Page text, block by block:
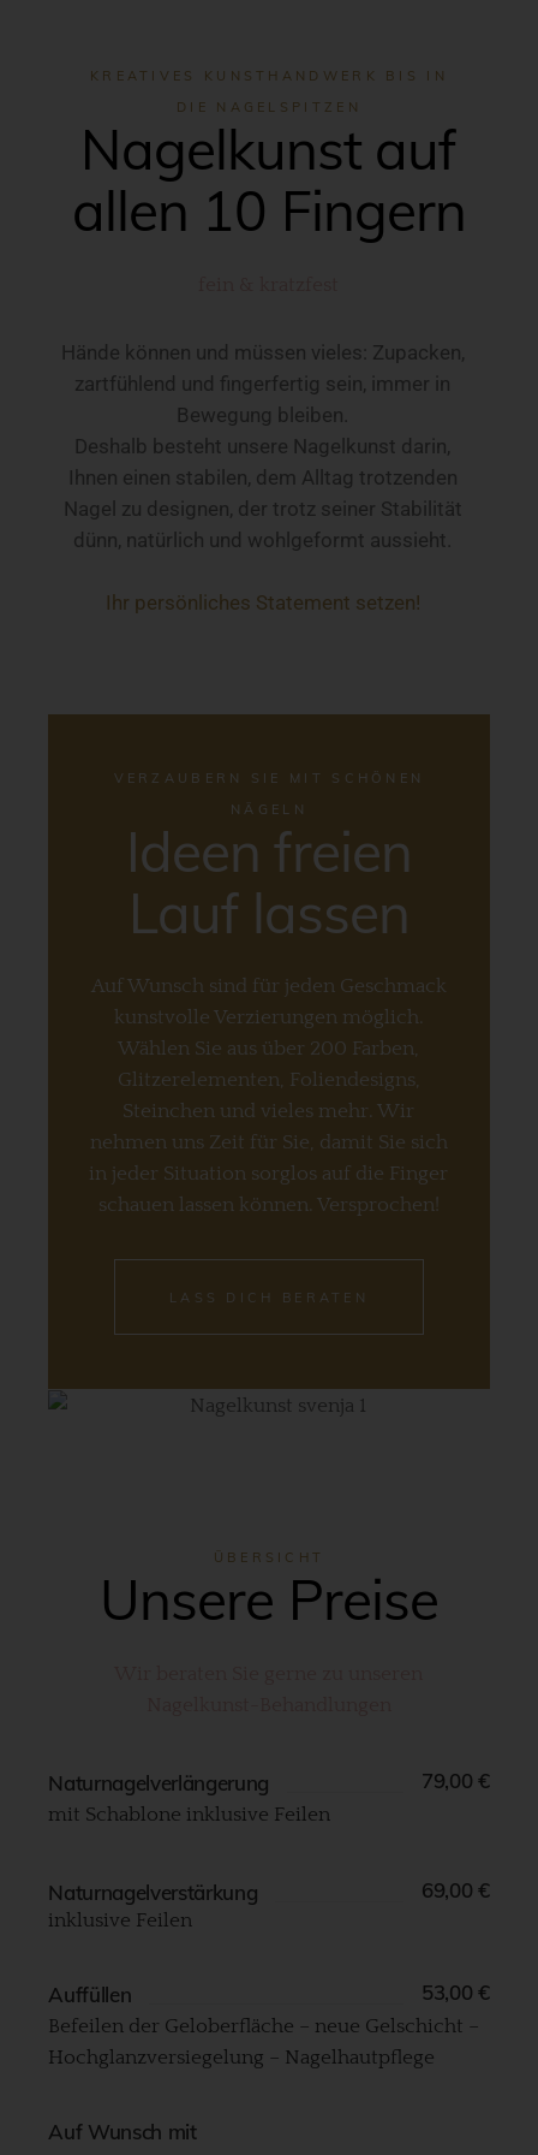
KREATIVES KUNSTHANDWERK BIS IN
DIE NAGELSPITZEN
Nagelkunst auf
allen 10 Fingern
Hände können und müssen vieles: Zupacken,
zartfühlend und fingerfertig sein, immer in
Bewegung bleiben.
Deshalb besteht unsere Nagelkunst darin,
Ihnen einen stabilen, dem Alltag trotzenden
Nagel zu designen, der trotz seiner Stabilität
dünn, natürlich und wohlgeformt aussieht.
Ihr persönliches Statement setzen!
VERZAUBERN SIE MIT SCHÖNEN
NÄGELN
Ideen freien
Lauf lassen
Auf Wunsch sind für jeden Geschmack
kunstvolle Verzierungen möglich.
Wählen Sie aus über 200 Farben,
Glitzerelementen, Foliendesigns,
Steinchen und vieles mehr. Wir
nehmen uns Zeit für Sie, damit Sie sich
in jeder Situation sorglos auf die Finger
schauen lassen können. Versprochen!
LASS DICH BERATEN
ÜBERSICHT
Unsere Preise
Naturnagelverlängerung​ 79,00 €
mit Schablone inklusive Feilen
Naturnagelverstärkung​ 69,00 €
inklusive Feilen
Auffüllen​ 53,00 €
Befeilen der Geloberfläche – neue Gelschicht –
Hochglanzversiegelung – Nagelhautpflege
Auf Wunsch mit​